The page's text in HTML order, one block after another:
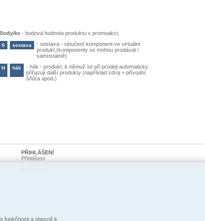
ks -bodová hodnota produktu v promoakci;
S sestava -sestava - sloučení komponent ve virtuální
produkt,(komponenty se mohou prodávat i
samostatně)
H hák -hák - produkt, k němuž se při prodeji automaticky
přiřazují další produkty (například zdroj + přívodní
šňůra apod.)
PŘIHLÁŠENÍ
Přihlášení
funkčnosti a obecně k